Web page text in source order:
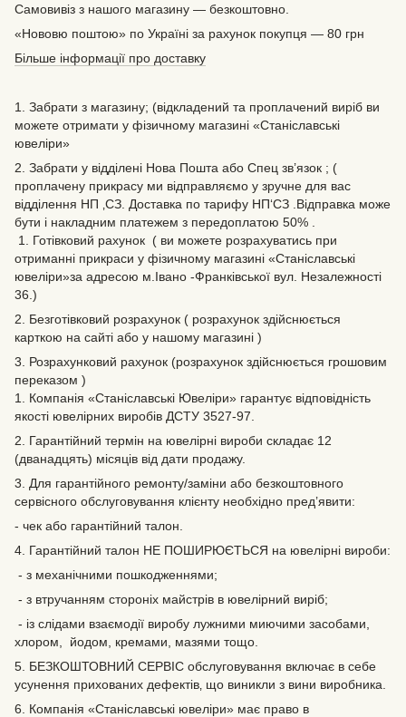
Самовивіз з нашого магазину — безкоштовно.
«Нововю поштою» по Україні за рахунок покупця — 80 грн
Більше інформації про доставку
1. Забрати з магазину; (відкладений та проплачений виріб ви
можете отримати у фізичному магазині «Станіславські
ювеліри»
2. Забрати у відділені Нова Пошта або Спец зв’язок ; (
проплачену прикрасу ми відправляємо у зручне для вас
відділення НП ‚СЗ. Доставка по тарифу НП‘СЗ .Відправка може
бути і накладним платежем з передоплатою 50% .
1. Готівковий рахунок ( ви можете розрахуватись при
отриманні прикраси у фізичному магазині «Станіславські
ювеліри»за адресою м.Івано -Франківської вул. Незалежності
36.)
2. Безготівковий розрахунок ( розрахунок здійснюється
карткою на сайті або у нашому магазині )
3. Розрахунковий рахунок (розрахунок здійснюється грошовим
переказом )
1. Компанія «Станіславські Ювеліри» гарантує відповідність
якості ювелірних виробів ДСТУ 3527-97.
2. Гарантійний термін на ювелірні вироби складає 12
(дванадцять) місяців від дати продажу.
3. Для гарантійного ремонту/заміни або безкоштовного
сервісного обслуговування клієнту необхідно пред’явити:
- чек або гарантійний талон.
4. Гарантійний талон НЕ ПОШИРЮЄТЬСЯ на ювелірні вироби:
- з механічними пошкодженнями;
- з втручанням стороніх майстрів в ювелірний виріб;
- із слідами взаємодії виробу лужними миючими засобами,
хлором, йодом, кремами, мазями тощо.
5. БЕЗКОШТОВНИЙ СЕРВІС обслуговування включає в себе
усунення прихованих дефектів‚ що виникли з вини виробника.
6. Компанія «Станіславські ювеліри» має право в